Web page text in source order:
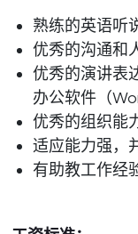
熟练的英语听
优秀的沟通和
优秀的演讲表
办公软件（
优秀的组织能
适应能力强，
有助教工作经